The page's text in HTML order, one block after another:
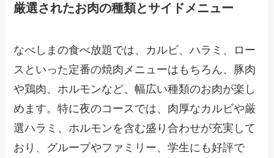
厳選されたお肉の種類とサイドメニュー
なべしまの食べ放題では、カルビ、ハラミ、ロー
スといった定番の焼肉メニューはもちろん、豚肉
や鶏肉、ホルモンなど、幅広い種類のお肉が楽し
めます。特に夜のコースでは、肉厚なカルビや厳
選ハラミ、ホルモンを含む盛り合わせが充実して
おり、グループやファミリー、学生にも好評で